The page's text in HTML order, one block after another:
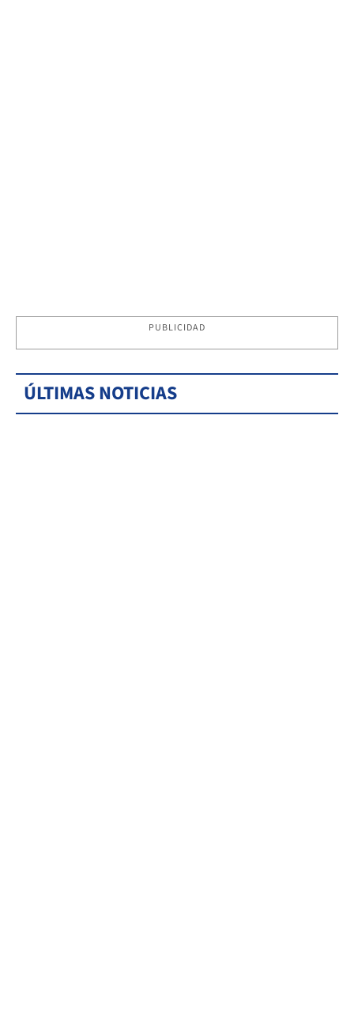
PUBLICIDAD
ÚLTIMAS NOTICIAS